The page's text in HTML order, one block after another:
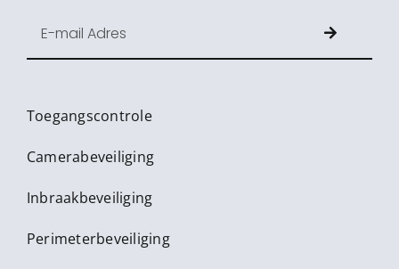
Toegangscontrole
Camerabeveiliging
Inbraakbeveiliging
Perimeterbeveiliging